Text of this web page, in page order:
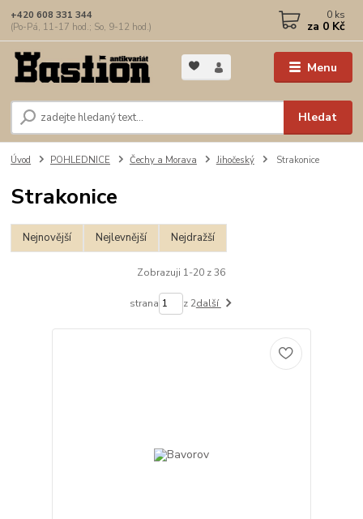
Menu
Hledat
+420 608 331 344
(Po-Pá, 11-17 hod.; So, 9-12 hod.)
0 ks
za 0 Kč
Úvod POHLEDNICE Čechy a Morava Jihočeský Strakonice
Strakonice
Nejnovější Nejlevnější Nejdražší
Zobrazuji 1-20 z 36
strana z 2další